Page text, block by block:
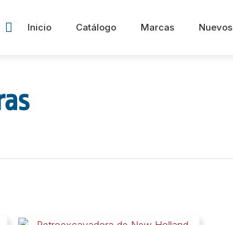
Inicio Catálogo Marcas Nuevos